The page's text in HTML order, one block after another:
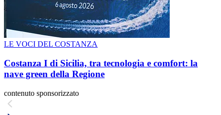
LE VOCI DEL COSTANZA
Costanza I di Sicilia, tra tecnologia e comfort: la
nave green della Regione
contenuto sponsorizzato